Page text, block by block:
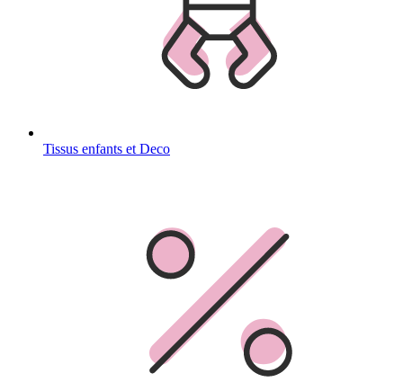
Tissus enfants et Deco